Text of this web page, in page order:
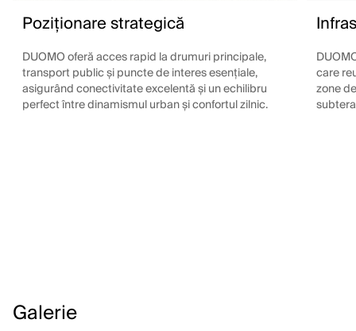
Poziționare strategică
DUOMO oferă acces rapid la drumuri principale,
transport public și puncte de interes esențiale,
asigurând conectivitate excelentă și un echilibru
perfect între dinamismul urban și confortul zilnic.
care
zone
Galerie